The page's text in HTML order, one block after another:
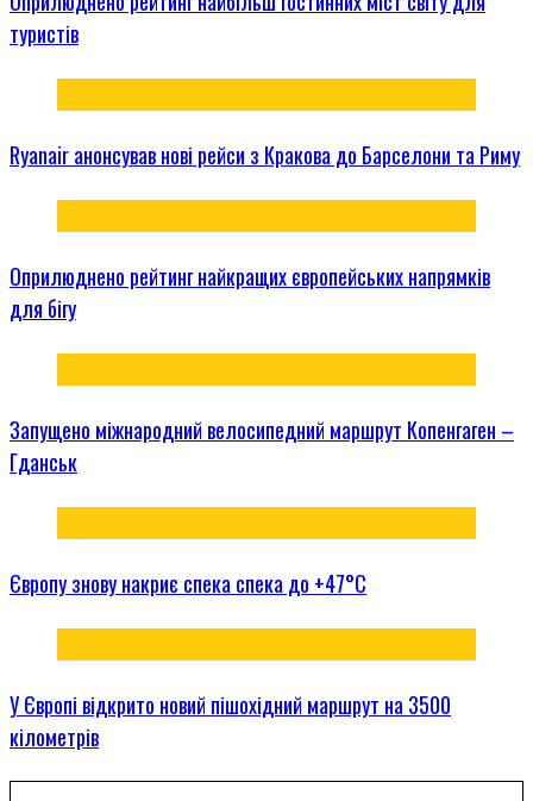
туристів
Ryanair анонсував нові рейси з Кракова до Барселони та Риму
Оприлюднено рейтинг найкращих європейських напрямків
для бігу
Запущено міжнародний велосипедний маршрут Копенгаген –
Гданськ
Європу знову накриє спека спека до +47°C
У Європі відкрито новий пішохідний маршрут на 3500
кілометрів